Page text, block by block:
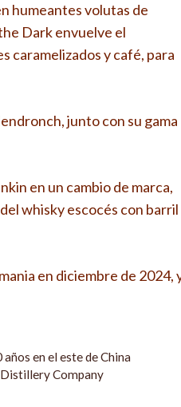
humeantes volutas de
Dark envuelve el
caramelizados y café, para
junto con su gama
en un cambio de marca,
whisky escocés con barril
en diciembre de 2024,
en el este de China
Company